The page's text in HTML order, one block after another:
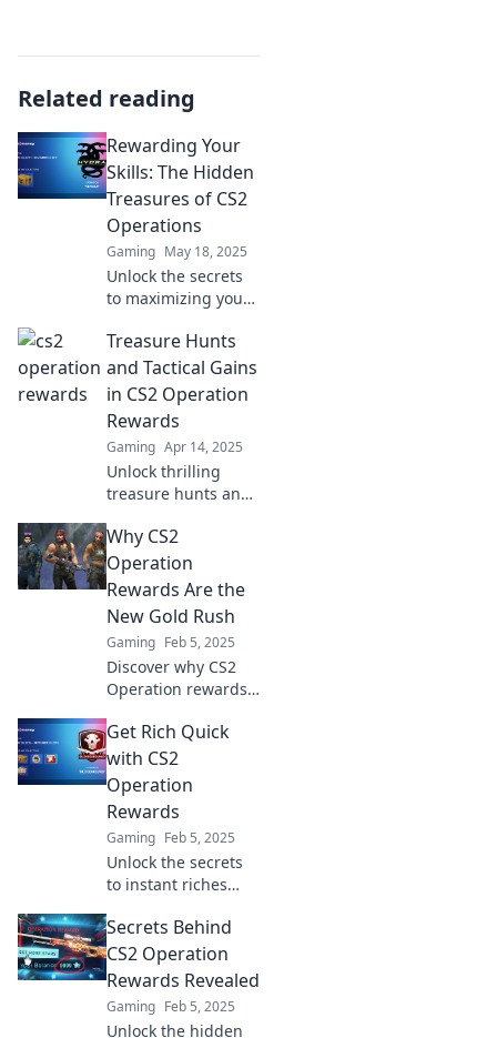
Related reading
Rewarding Your
Skills: The Hidden
Treasures of CS2
Operations
Gaming May 18, 2025
Unlock the secrets
to maximizing your
operations and
discover hidden
treasures waiting
for you in the game!
Treasure Hunts
and Tactical Gains
in CS2 Operation
Rewards
Gaming Apr 14, 2025
Unlock thrilling
treasure hunts and
CS2's Operation
Rewards—discover
how to maximize
Why CS2
Operation
Rewards Are the
New Gold Rush
Gaming Feb 5, 2025
Discover why CS2
Operation rewards
trend and how you
can cash in on this
gaming gold rush!
Get Rich Quick
with CS2
Operation
Rewards
Gaming Feb 5, 2025
Unlock the secrets
to instant riches
Rewards! Discover
thrilling tips and
tricks to boost your
Secrets Behind
CS2 Operation
Rewards Revealed
Gaming Feb 5, 2025
Unlock the hidden